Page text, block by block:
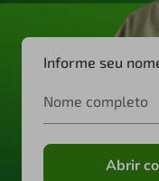
Informe seu
Nome completo
Abrir